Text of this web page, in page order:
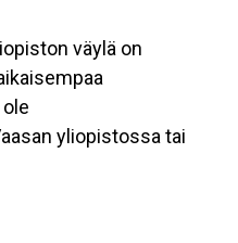
väylä on
yliopistossa tai